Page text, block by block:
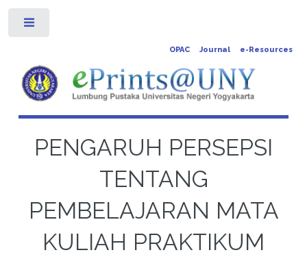
OPAC Journal e-Resources
PENGARUH PERSEPSI
TENTANG
PEMBELAJARAN MATA
KULIAH PRAKTIKUM